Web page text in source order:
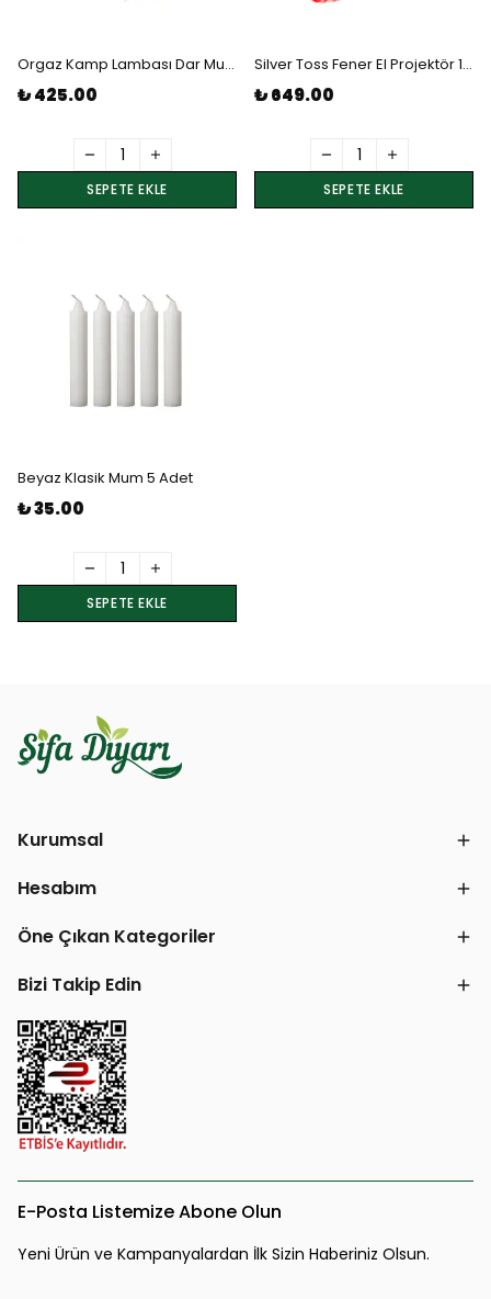
Orgaz Kamp Lambası Dar Musluk
₺ 425.00
SEPETE EKLE
Silver Toss Fener El Projektör 10W Led Şarjlı 6000Mah
₺ 649.00
SEPETE EKLE
Beyaz Klasik Mum 5 Adet
₺ 35.00
SEPETE EKLE
Kurumsal
Hesabım
Öne Çıkan Kategoriler
Bizi Takip Edin
E-Posta Listemize Abone Olun
Yeni Ürün ve Kampanyalardan İlk Sizin Haberiniz Olsun.